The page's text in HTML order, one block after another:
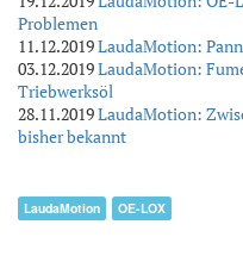
Problemen
11.12.2019LaudaMotion:
03.12.2019LaudaMotion:
Triebwerksöl
28.11.2019LaudaMotion:
bisher bekannt
LaudaMotion OE-LOX